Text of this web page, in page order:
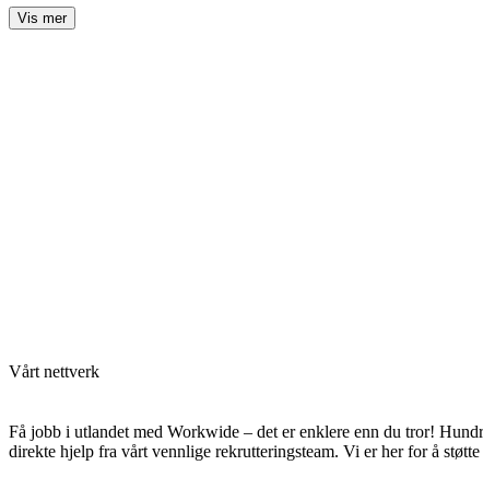
Vis mer
Vårt nettverk
Få jobb i utlandet med Workwide – det er enklere enn du tror!
direkte hjelp fra vårt vennlige rekrutteringsteam. Vi er her for å